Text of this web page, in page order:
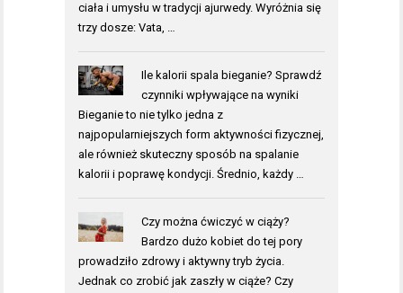
ciała i umysłu w tradycji ajurwedy. Wyróżnia się
trzy dosze: Vata, …
Ile kalorii spala bieganie? Sprawdź
czynniki wpływające na wyniki
Bieganie to nie tylko jedna z
najpopularniejszych form aktywności fizycznej,
ale również skuteczny sposób na spalanie
kalorii i poprawę kondycji. Średnio, każdy …
Czy można ćwiczyć w ciąży?
Bardzo dużo kobiet do tej pory
prowadziło zdrowy i aktywny tryb życia.
Jednak co zrobić jak zaszły w ciąże? Czy